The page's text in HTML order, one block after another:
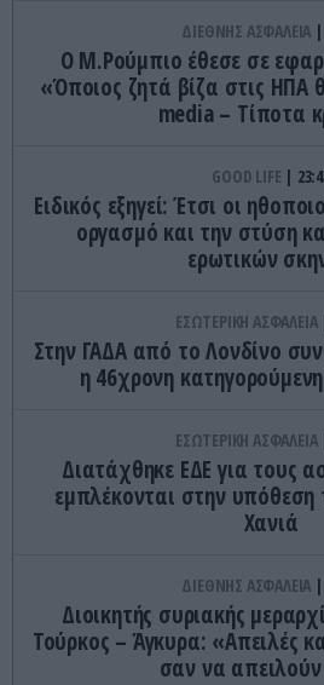
ΔΙΕΘΝΗΣ ΑΣΦΑΛΕΙΑ
Ο Μ.Ρούμπιο έθεσε σε
«Όποιος ζητά βίζα στις ΗΠΑ
media – Τίποτα
GOOD LIFE
Ειδικός εξηγεί: Έτσι οι
οργασμό και την στύση
ερωτικών
ΕΣΩΤΕΡΙΚΗ ΑΣΦΑΛΕΙΑ
Στην ΓΑΔΑ από το Λονδίνο
η 46χρονη
ΕΣΩΤΕΡΙΚΗ ΑΣΦΑΛΕΙΑ
Διατάχθηκε ΕΔΕ για τους
εμπλέκονται στην υπόθεση
Χανιά
ΔΙΕΘΝΗΣ ΑΣΦΑΛΕΙΑ
Διοικητής συριακής
Τούρκος – Άγκυρα: «Απειλές
σαν να